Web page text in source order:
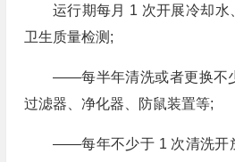
运行期每月 1 次开展冷却
卫生质量检测;
——每半年清洗或者更换不
过滤器、净化器、防鼠装置等;
——每年不少于 1 次清洗开